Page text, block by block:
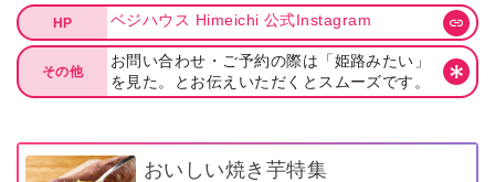
HP ベジハウス Himeichi 公式Instagram
その他
お問い合わせ・ご予約の際は「姫路みたい」
を見た。とお伝えいただくとスムーズです。
おいしい焼き芋特集